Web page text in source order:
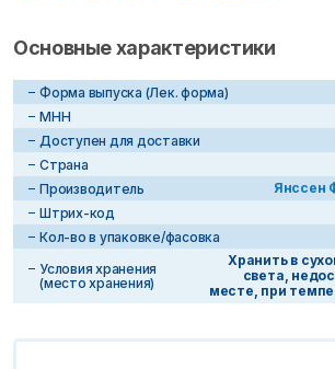
Основные характеристики
Форма выпуска (Лек. форма)
МНН
Доступен для доставки
Страна
Производитель
Янссен
Штрих-код
Кол-во в упаковке/фасовка
Условия хранения
(место хранения)
Хранить в
света,
месте, при